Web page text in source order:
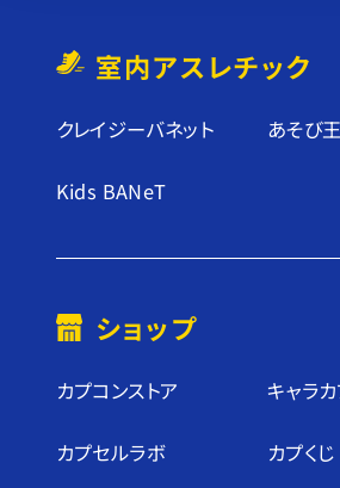
室内アスレチック
クレイジーバネット あそび
Kids BANeT
ショップ
カプコンストア キャラ
カプセルラボ カプくじ